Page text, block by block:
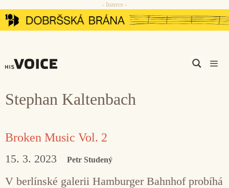
Přeskočit
na
- Inzerce -
Stephan Kaltenbach
Broken Music Vol. 2
15. 3. 2023 Petr Studený
V berlínské galerii Hamburger Bahnhof probíhá